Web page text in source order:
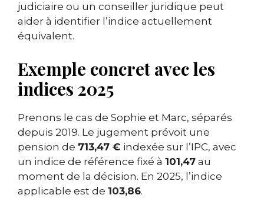
judiciaire ou un conseiller juridique peut
aider à identifier l’indice actuellement
équivalent.
Exemple concret avec les
indices 2025
Prenons le cas de Sophie et Marc, séparés
depuis 2019. Le jugement prévoit une
pension de 713,47 € indexée sur l’IPC, avec
un indice de référence fixé à 101,47 au
moment de la décision. En 2025, l’indice
applicable est de 103,86.